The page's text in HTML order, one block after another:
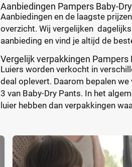
Aanbiedingen Pampers Baby-
Aanbiedingen en de laagste
overzicht. Wij vergelijken
aanbieding en vind je altijd de
Vergelijk verpakkingen Pampers
Luiers worden verkocht in
deal oplevert. Daarom bepalen
3 van Baby-Dry Pants. In het
luier hebben dan verpakkingen